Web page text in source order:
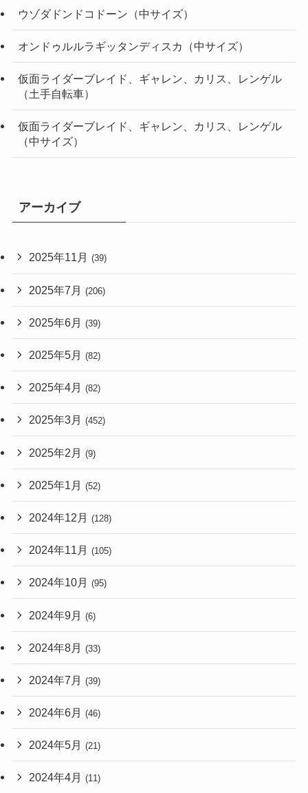
ウゾダドンドコドーン（中サイズ）
オンドゥルルラギッタンディスカ（中サイズ）
仮面ライダーブレイド、ギャレン、カリス、レンゲル
（土手自転車）
仮面ライダーブレイド、ギャレン、カリス、レンゲル
（中サイズ）
アーカイブ
2025年11月 (39)
2025年7月 (206)
2025年6月 (39)
2025年5月 (82)
2025年4月 (82)
2025年3月 (452)
2025年2月 (9)
2025年1月 (52)
2024年12月 (128)
2024年11月 (105)
2024年10月 (95)
2024年9月 (6)
2024年8月 (33)
2024年7月 (39)
2024年6月 (46)
2024年5月 (21)
2024年4月 (11)